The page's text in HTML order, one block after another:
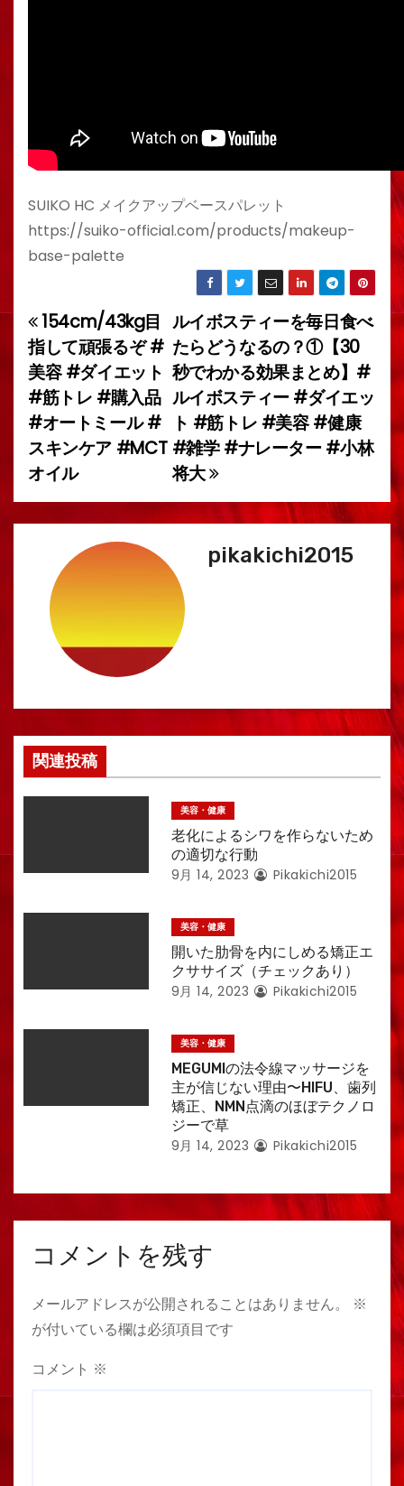
SUIKO HC メイクアップベースパレット
https://suiko-official.com/products/makeup-
base-palette
投
稿
ナ
ビ
ゲ
ー
ョ
ン
ルイボスティーを毎日食べ
たらどうなるの？①【30
秒でわかる効果まとめ】#
ルイボスティー #ダイエッ
ト #筋トレ #美容 #健康
#雑学 #ナレーター #小林
将大
154cm/43kg目
指して頑張るぞ #
美容 #ダイエット
#筋トレ #購入品
#オートミール #
スキンケア #MCT
オイル
pikakichi2015
関連投稿
美容・健康
老化によるシワを作らないため
の適切な行動
9月 14, 2023 Pikakichi2015
美容・健康
開いた肋骨を内にしめる矯正エ
クササイズ（チェックあり）
9月 14, 2023 Pikakichi2015
美容・健康
MEGUMIの法令線マッサージを
主が信じない理由〜HIFU、歯列
矯正、NMN点滴のほぼテクノロ
ジーで草
9月 14, 2023 Pikakichi2015
コメントを残す
メールアドレスが公開されることはありません。
※
が付いている欄は必須項目です
コメント ※